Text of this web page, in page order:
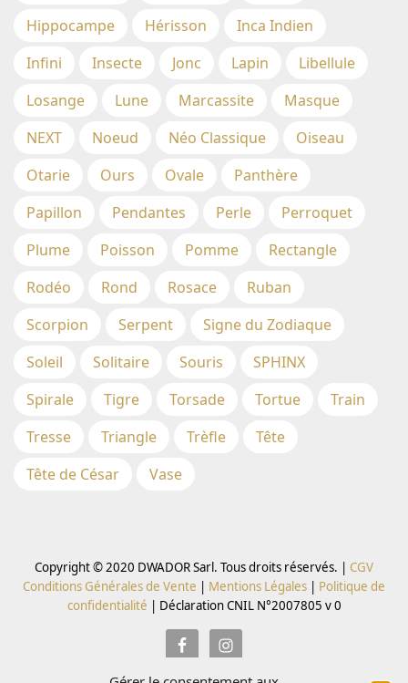
Hippocampe
Hérisson
Inca Indien
Infini
Insecte Jonc Lapin
Libellule
Losange
Lune Marcassite
Masque
NEXT
Noeud Néo Classique
Oiseau
Otarie
Ours Ovale
Panthère
Papillon
Pendantes Perle
Perroquet
Plume
Poisson Pomme
Rectangle
Rodéo
Rond Rosace
Ruban
Scorpion
Serpent
Signe du Zodiaque
Soleil
Solitaire Souris
SPHINX
Spirale
Tigre Torsade Tortue
Train
Tresse
Triangle Trèfle
Tête
Tête de César
Vase
Copyright © 2020 DWADOR Sarl. Tous droits réservés. | CGV
Conditions Générales de Vente | Mentions Légales | Politique de
confidentialité | Déclaration CNIL N°2007805 v 0